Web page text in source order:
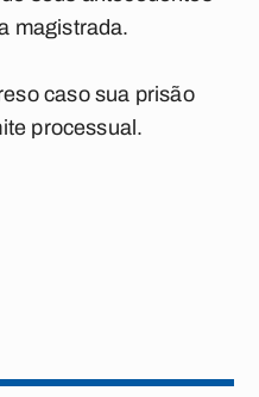
magistrada.
caso sua prisão
processual.